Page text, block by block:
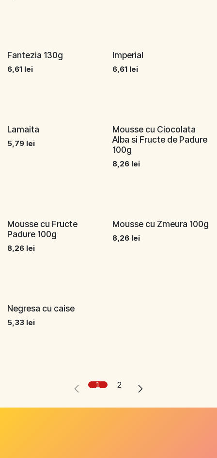
Fantezia 130g
6,61 lei
Imperial
6,61lei
Lamaita
5,79 lei
Mousse cu Ciocolata
Alba si Fructe de Padure
100g
8,26lei
Mousse cu Fructe
Padure 100g
8,26 lei
Mousse cu Zmeura 100g
8,26lei
Negresa cu caise
5,33 lei
1 2